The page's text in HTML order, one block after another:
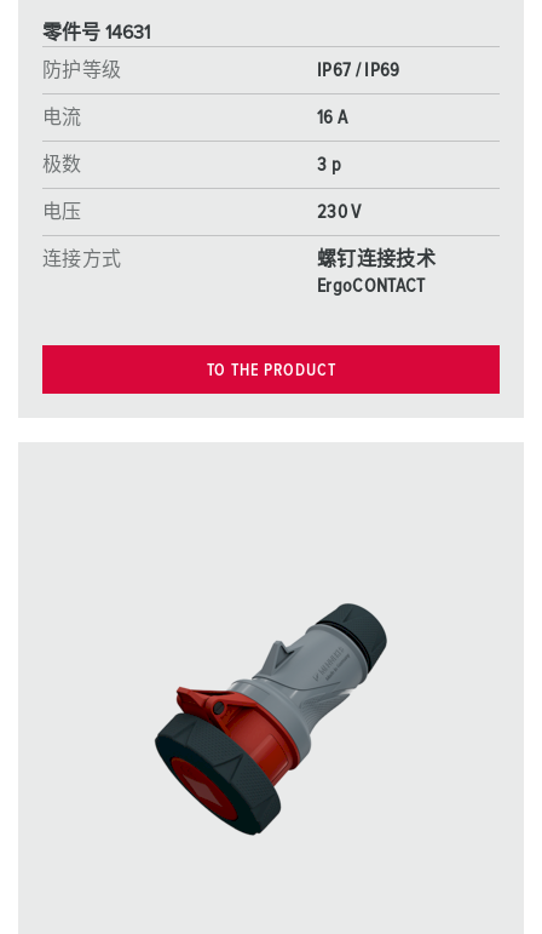
零件号 14631
防护等级
IP67 / IP69
电流 16 A
极数 3 p
电压 230 V
连接方式
螺钉连接技术
ErgoCONTACT
TO THE PRODUCT